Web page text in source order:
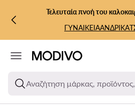
ΜΕΤΆΒΑΣΗ ΣΤΟ ΚΎΡΙΟ
ΜΕΤΆΒΑΣΗ ΣΤΗΝ ΑΝΑΖΉΤΗΣΗ
Τελευταία πνοή του
ΓΥΝΑΙΚΕΙΑΑΝΔΡΙΚΑ
Αναζήτηση μάρκας,